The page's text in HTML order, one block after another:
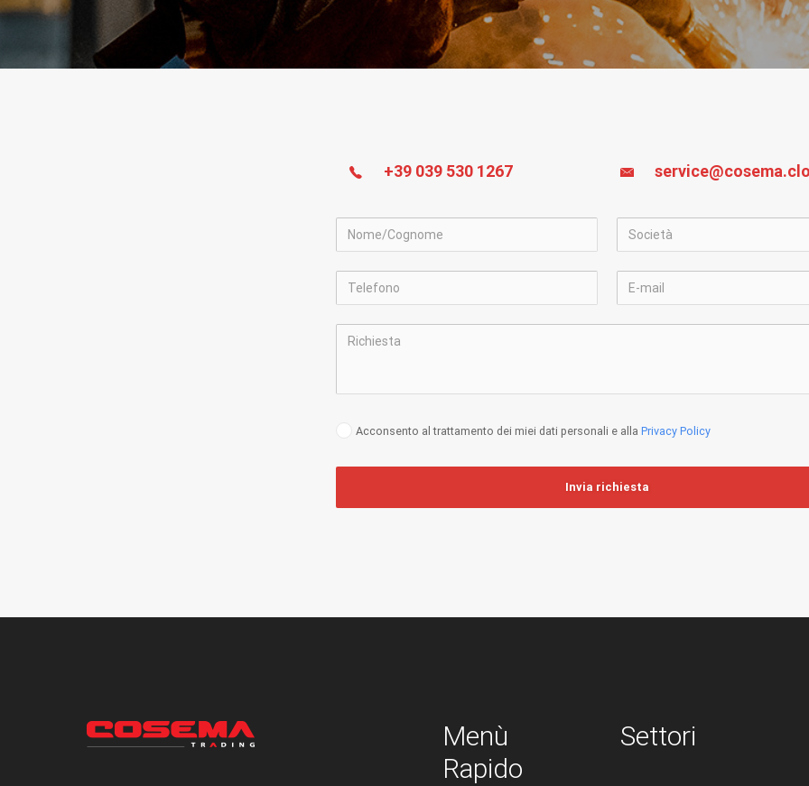
+39 039 530 1267
Acconsento al trattamento dei miei dati personali e alla Privacy Policy
Invia richiesta
Menù
Rapido
Settori